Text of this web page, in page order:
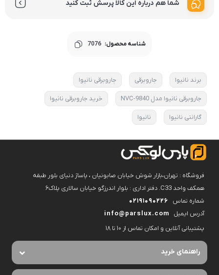
شما هم درباره این کالا پرسش ثبت کنید
شناسه محصول: 7076
برند نانیوا جاروبرقی جاروبرقی نانیوا
جاروبرقی نانیوا مدل NVC-9840 خرید جاروبرقی نانیوا
گارانتی نانیوا نانیوا
فروشگاه : تهران،بازار شوش خیابان صابونیان ، پاساژ دنیای بلور طبقه
همکف واحد C33. دفتر اداری : بلوار اندرزگو خیابان سالاری پلاک۶
شماره تماس
02191090226
آدرس ایمیل
info@parslux.com
پشتیبانی آنلاین و امکان تماس از ۱۰ تا ۱۸
راهنمای خرید